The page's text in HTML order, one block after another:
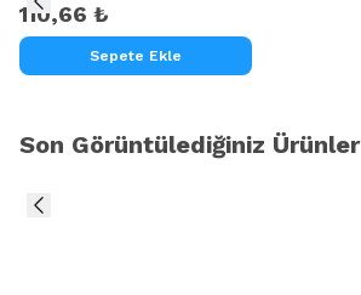
110,66 ₺
Sepete Ekle
Son Görüntülediğiniz Ürünler